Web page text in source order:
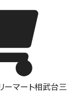
ーマート相武台